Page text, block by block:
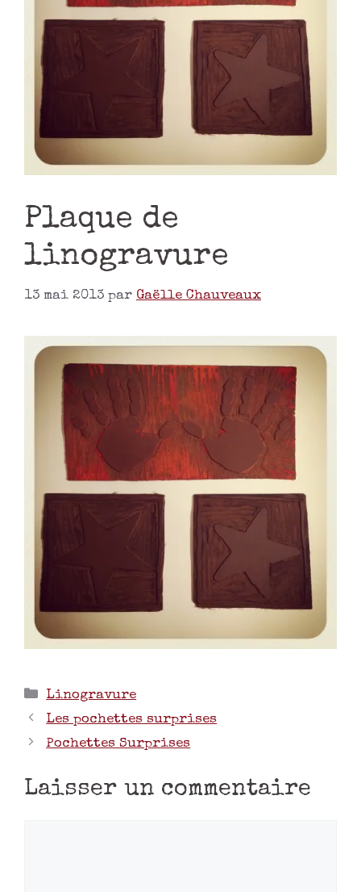
Plaque de
linogravure
13 mai 2013 par Gaëlle Chauveaux
Linogravure
Les pochettes surprises
Pochettes Surprises
Laisser un commentaire